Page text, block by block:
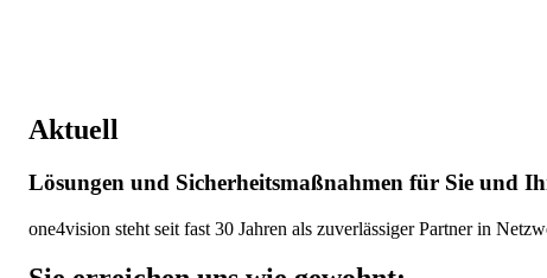
Aktuell
Lösungen und Sicherheitsmaßnahmen für Sie und
one4vision steht seit fast 30 Jahren als zuverlässiger Partner in